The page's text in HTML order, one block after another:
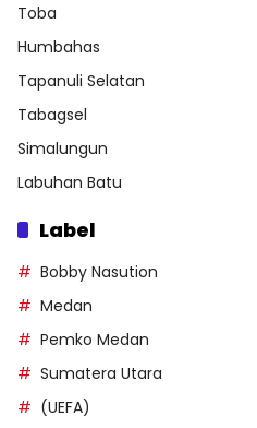
Toba
Humbahas
Tapanuli Selatan
Tabagsel
Simalungun
Labuhan Batu
Label
Bobby Nasution
Medan
Pemko Medan
Sumatera Utara
(UEFA)